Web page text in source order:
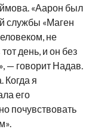
«Аарон был
службы «Маген
не
день, и он без
— говорит Надав.
Когда я
его
почувствовать